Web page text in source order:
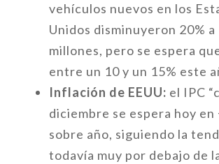
vehículos nuevos en los
Unidos disminuyeron 20% a
millones, pero se espera
entre un 10 y un 15% este
Inflación de EEUU: el IPC
diciembre se espera hoy en
sobre año, siguiendo la
todavía muy por debajo de